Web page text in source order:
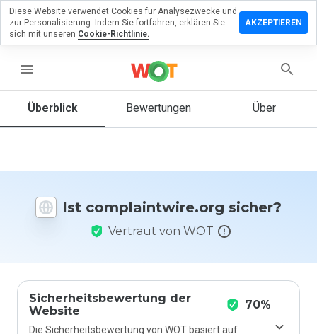
menu
Überblick Bewertungen Über
Ist complaintwire.org sicher?
Vertraut von WOT
Sicherheitsbewertung der
Website
70%
Die Sicherheitsbewertung von WOT basiert auf
Sie
Sie diese
auf einer
Skala von
1 bis 5
Diese Website verwendet Cookies für Analysezwecke und
zur Personalisierung. Indem Sie fortfahren, erklären Sie
sich mit unseren Cookie-Richtlinie.
AKZEPTIEREN